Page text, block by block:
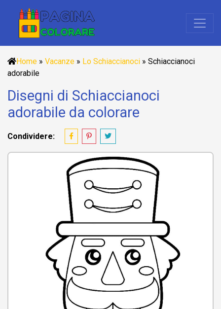
Home » Vacanze » Lo Schiaccianoci » Schiaccianoci
adorabile
Disegni di Schiaccianoci
adorabile da colorare
Condividere: